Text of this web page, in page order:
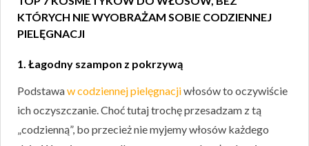
KTÓRYCH NIE WYOBRAŻAM SOBIE CODZIENNEJ
PIELĘGNACJI
1. Łagodny szampon z pokrzywą
Podstawaw codziennej pielęgnacjiwłosów to oczywiście
ich oczyszczanie. Choć tutaj trochę przesadzam z tą
„codzienną”, bo przecież nie myjemy włosów każdego